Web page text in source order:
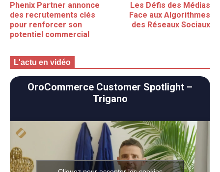
Phenix Partner annonce
des recrutements clés
pour renforcer son
potentiel commercial
Les Défis des Médias
Face aux Algorithmes
des Réseaux Sociaux
L'actu en vidéo
OroCommerce Customer Spotlight –
Trigano